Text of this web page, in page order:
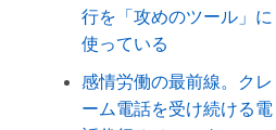
行を「攻めのツール」に
使っている
感情労働の最前線。クレ
ーム電話を受け続ける電